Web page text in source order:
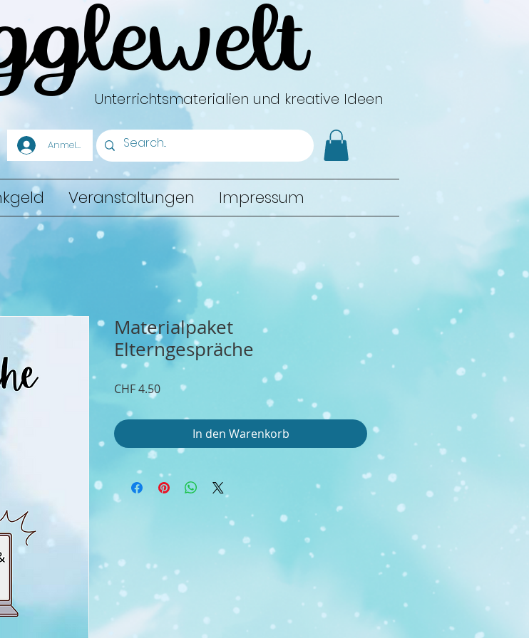
Unterrichtsmaterialien und kreative Ideen
Anmelden
Veranstaltungen Impressum
Materialpaket
Elterngespräche
CHF 4.50Preis
In den Warenkorb